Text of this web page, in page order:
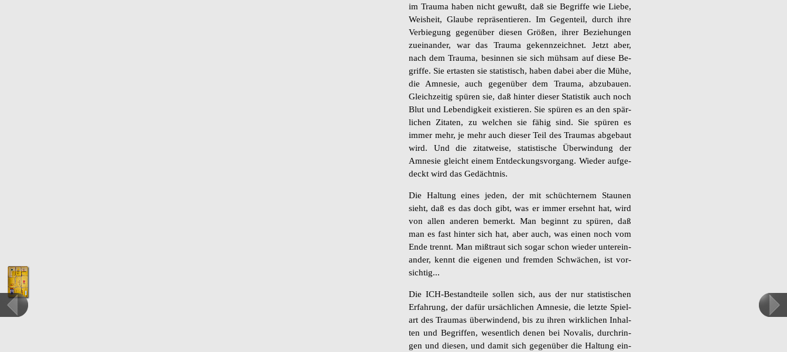
im Trau­ma haben nicht ge­wu­ßt, daß sie Be­grif­fe wie Liebe,
Weis­heit, Glau­be re­prä­sen­tie­ren. Im Ge­gen­teil, durch ihre
Ver­bie­gung ge­gen­über die­sen Grö­ßen, ihrer Be­zie­hun­gen
zu­ein­an­der, war das Trau­ma ge­kenn­zeich­net. Jetzt aber,
nach dem Trau­ma, be­sin­nen sie sich müh­sam auf diese Be­
grif­fe. Sie er­tas­ten sie sta­tis­tisch, haben dabei aber die Mühe,
die Amne­sie, auch ge­gen­über dem Trau­ma, ab­zu­bau­en.
Gleich­zei­tig spü­ren sie, daß hin­ter die­ser Sta­tis­tik auch noch
Blut und Le­ben­dig­keit exis­tie­ren. Sie spü­ren es an den spär­
li­chen Zi­ta­ten, zu wel­chen sie fähig sind. Sie spü­ren es
immer mehr, je mehr auch die­ser Teil des Trau­mas ab­ge­baut
wird. Und die zi­tat­wei­se, sta­tis­ti­sche Über­win­dung der
Amne­sie gleicht einem Ent­de­ckungs­vor­gang. Wie­der auf­ge­
deckt wird das Ge­dächt­nis.
Die Hal­tung eines jeden, der mit schüch­ter­nem Stau­nen
sieht, daß es das doch gibt, was er immer er­sehnt hat, wird
von allen an­de­ren be­merkt. Man be­ginnt zu spü­ren, daß
man es fast hin­ter sich hat, aber auch, was einen noch vom
Ende trennt. Man mi­ß­traut sich sogar schon wie­der un­ter­ein­
an­der, kennt die ei­ge­nen und frem­den Schwä­chen, ist vor­
sich­tig...
Die ICH-Be­stand­tei­le sol­len sich, aus der nur sta­tis­ti­schen
Er­fah­rung, der dafür ur­säch­li­chen Amne­sie, die letz­te Spiel­
art des Trau­mas über­win­dend, bis zu ihren wirk­li­chen In­hal­
ten und Be­grif­fen, we­sent­lich denen bei No­va­lis, durch­rin­
gen und die­sen, und damit sich ge­gen­über die Hal­tung ein­